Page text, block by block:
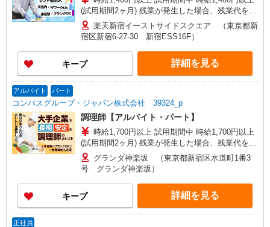
(試用期間2ヶ月) 残業が発生した場合、残業代を1
分単位で別途支給します。
楽天新宿イーストサイドスクエア （東京都新
宿区新宿6-27-30 新宿ESS16F）
キープ 詳細を見る
アルバイト パート
コンパスグループ・ジャパン株式会社 39324_p
調理師【アルバイト・パート】
時給1,700円以上 試用期間中 時給1,700円以上
(試用期間2ヶ月) 残業が発生した場合、残業代を1
分単位で別途支給します。
グランダ神楽坂 （東京都新宿区水道町1番3
号 グランダ神楽坂）
キープ 詳細を見る
正社員